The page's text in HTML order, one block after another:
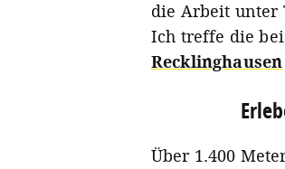
die Arbeit unter
Ich treffe die
Recklinghausen
Über 1.400